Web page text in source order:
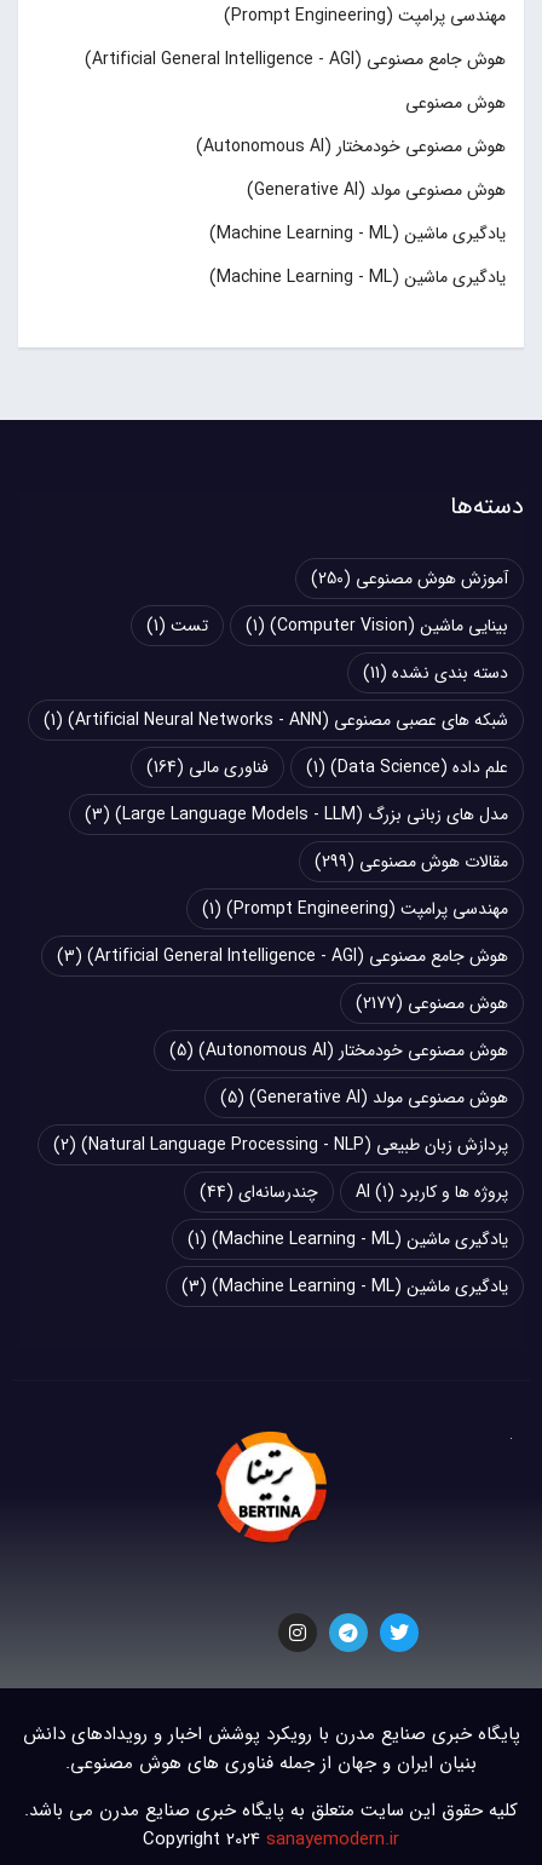
مهندسی پرامپت (Prompt Engineering)
هوش جامع مصنوعی (Artificial General Intelligence - AGI)
هوش مصنوعی
هوش مصنوعی خودمختار (Autonomous AI)
هوش مصنوعی مولد (Generative AI)
یادگیری ماشین (Machine Learning - ML)
یادگیری ماشین (Machine Learning - ML)
دسته‌ها
آموزش هوش مصنوعی (250)
بینایی ماشین (Computer Vision)
(1) تست (1)
دسته بندی نشده (11)
شبکه های عصبی مصنوعی (Artificial Neural Networks - ANN)
(1)
علم داده (Data Science)
(1) فناوری مالی (164)
مدل های زبانی بزرگ (Large Language Models - LLM)
(3)
مقالات هوش مصنوعی (299)
مهندسی پرامپت (Prompt Engineering)
(1)
هوش جامع مصنوعی (Artificial General Intelligence - AGI)
(3)
هوش مصنوعی (2177)
هوش مصنوعی خودمختار (Autonomous AI)
(5)
هوش مصنوعی مولد (Generative AI)
(5)
پردازش زبان طبیعی (Natural Language Processing - NLP)
(2)
پروژه ها و کاربرد AI (1) چند‌‌رسانه‌ای (44)
یادگیری ماشین (Machine Learning - ML)
(1)
یادگیری ماشین (Machine Learning - ML)
(3)
پایگاه خبری صنایع مدرن با رویکرد پوشش اخبار و رویدادهای دانش
بنیان ایران و جهان از جمله فناوری های هوش مصنوعی.
کلیه حقوق این سایت متعلق به پایگاه خبری صنایع مدرن می باشد.
Copyright 2024 sanayemodern.ir